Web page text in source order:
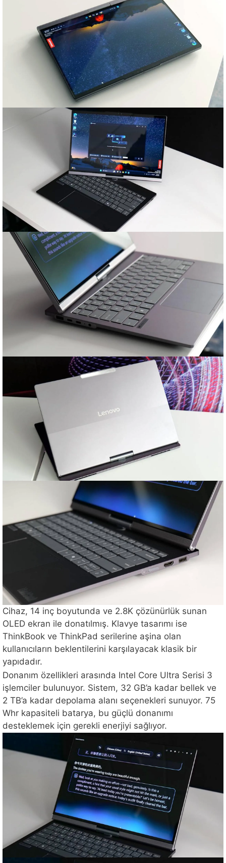
Cihaz, 14 inç boyutunda ve 2.8K çözünürlük sunan
OLED ekran ile donatılmış. Klavye tasarımı ise
ThinkBook ve ThinkPad serilerine aşina olan
kullanıcıların beklentilerini karşılayacak klasik bir
yapıdadır.
Donanım özellikleri arasında Intel Core Ultra Serisi 3
işlemciler bulunuyor. Sistem, 32 GB’a kadar bellek ve
2 TB’a kadar depolama alanı seçenekleri sunuyor. 75
Whr kapasiteli batarya, bu güçlü donanımı
desteklemek için gerekli enerjiyi sağlıyor.